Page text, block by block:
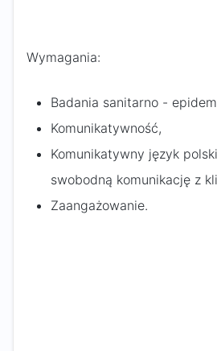
Wymagania:
Badania sanitarno -
Komunikatywność,
Komunikatywny język
swobodną komunikację z
Zaangażowanie.